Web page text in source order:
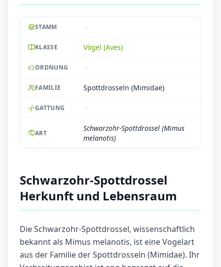
STAMM --
KLASSE Vögel (Aves)
ORDNUNG --
FAMILIE Spottdrosseln (Mimidae)
GATTUNG --
ART
Schwarzohr-Spottdrossel (Mimus
melanotis)
Schwarzohr-Spottdrossel
Herkunft und Lebensraum
Die Schwarzohr-Spottdrossel, wissenschaftlich
bekannt als Mimus melanotis, ist eine Vogelart
aus der Familie der Spottdrosseln (Mimidae). Ihr